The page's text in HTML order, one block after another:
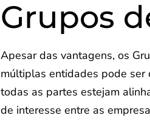
Grupos
Apesar das vantagens, os
múltiplas entidades pode ser
todas as partes estejam
de interesse entre as